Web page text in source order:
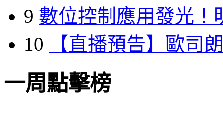
9 數位控制應用發光！
10
【直播預告】歐司
一周點擊榜